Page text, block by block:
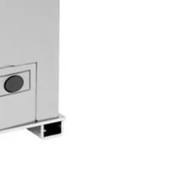
openingssnelheid van de poort
met een ONE ontvanger.
voor de poort te gebruiken.